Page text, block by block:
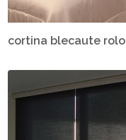
cortina blecaute rolo